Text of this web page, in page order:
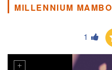
MILLENNIUM MAMBO
1